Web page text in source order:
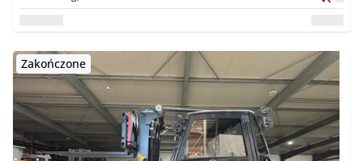
Zakończone